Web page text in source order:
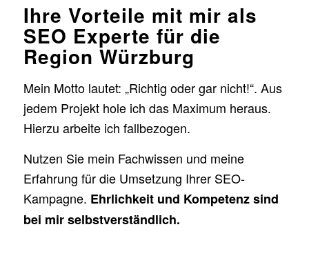
Ihre Vorteile mit mir als
SEO Experte für die
Region Würzburg
Mein Motto lautet: „Richtig oder gar nicht!“. Aus
jedem Projekt hole ich das Maximum heraus.
Hierzu arbeite ich fallbezogen.
Nutzen Sie mein Fachwissen und meine
Erfahrung für die Umsetzung Ihrer SEO-
Kampagne. Ehrlichkeit und Kompetenz sind
bei mir selbstverständlich.